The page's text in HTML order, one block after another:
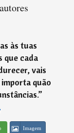
às tuas
que cada
vais
quão
”
Imagem